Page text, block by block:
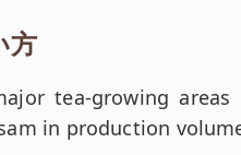
方
tea-growing areas
in production